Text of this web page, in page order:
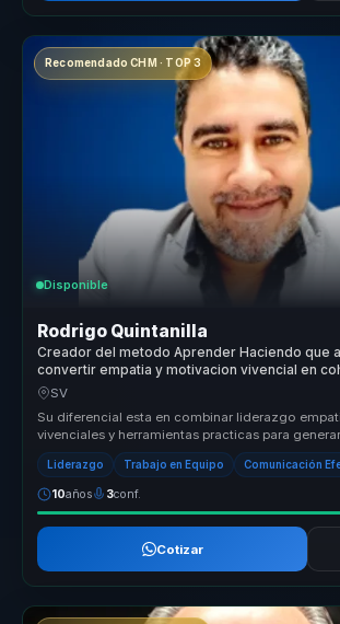
Recomendado CHM · TOP 3
Disponible
Rodrigo Quintanilla
Creador del metodo Aprender Haciendo que
convertir empatia y motivacion vivencial en
compromiso y accion.
SV
Su diferencial esta en combinar liderazgo
vivenciales y herramientas practicas para
culturales que si...
Liderazgo Trabajo en Equipo Comunicación
10años 3conf.
Cotizar